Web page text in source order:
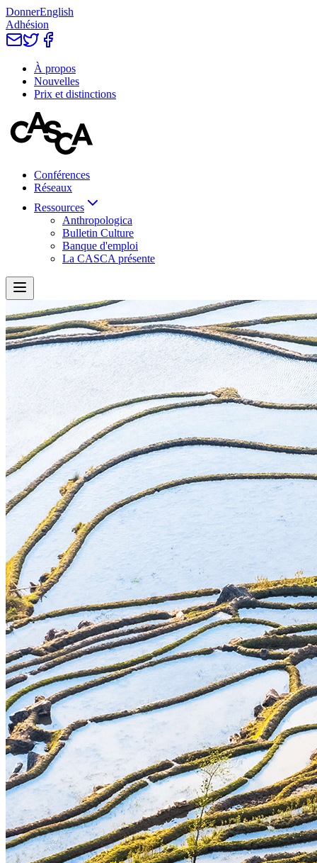
DonnerEnglish
Adhésion
À propos
Nouvelles
Prix et distinctions
Conférences
Réseaux
Ressources
Anthropologica
Bulletin Culture
Banque d'emploi
La CASCA présente